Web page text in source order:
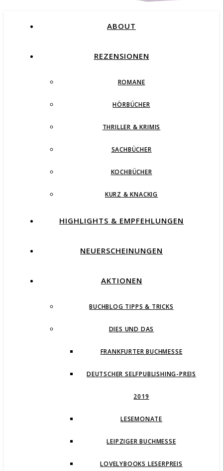
ABOUT
REZENSIONEN
ROMANE
HÖRBÜCHER
THRILLER & KRIMIS
SACHBÜCHER
KOCHBÜCHER
KURZ & KNACKIG
HIGHLIGHTS & EMPFEHLUNGEN
NEUERSCHEINUNGEN
AKTIONEN
BUCHBLOG TIPPS & TRICKS
DIES UND DAS
FRANKFURTER BUCHMESSE
DEUTSCHER SELFPUBLISHING-PREIS
2019
LESEMONATE
LEIPZIGER BUCHMESSE
LOVELYBOOKS LESERPREIS